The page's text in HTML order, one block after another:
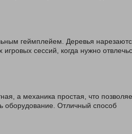
геймплейем. Деревья
сессий, когда нужно
а механика простая, что
оборудование. Отличный способ